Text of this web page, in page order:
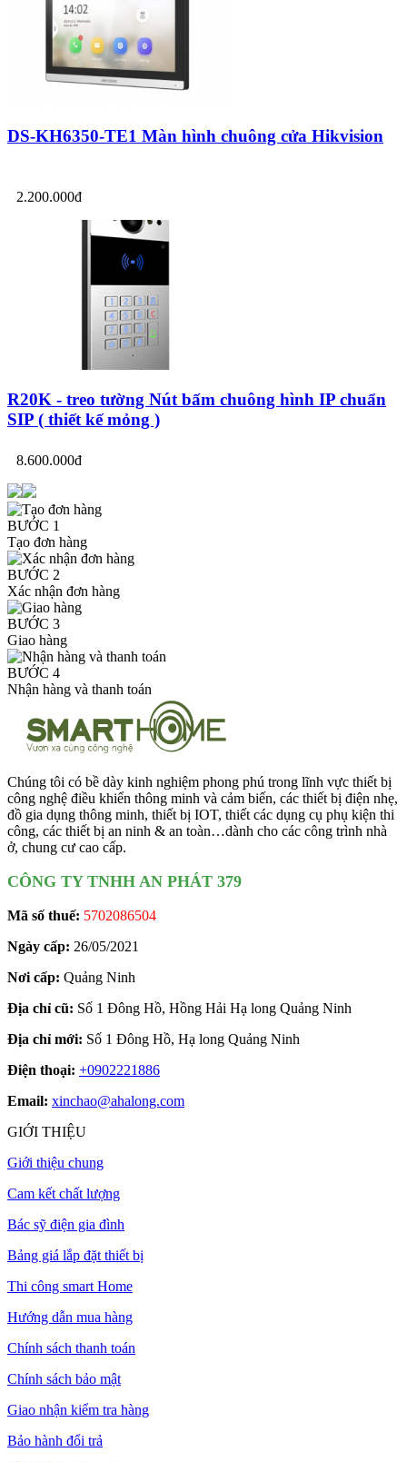
DS-KH6350-TE1 Màn hình chuông cửa Hikvision
2.200.000đ
R20K - treo tường Nút bấm chuông hình IP chuẩn
SIP ( thiết kế mỏng )
8.600.000đ
BƯỚC 1
Tạo đơn hàng
BƯỚC 2
Xác nhận đơn hàng
BƯỚC 3
Giao hàng
BƯỚC 4
Nhận hàng và thanh toán
Chúng tôi có bề dày kinh nghiệm phong phú trong lĩnh vực thiết bị
công nghệ điều khiển thông minh và cảm biến, các thiết bị điện nhẹ,
đồ gia dụng thông minh, thiết bị IOT, thiết các dụng cụ phụ kiện thi
công, các thiết bị an ninh & an toàn…dành cho các công trình nhà
ở, chung cư cao cấp.
CÔNG TY TNHH AN PHÁT 379
Mã số thuế: 5702086504
Ngày cấp: 26/05/2021
Nơi cấp: Quảng Ninh
Địa chỉ cũ: Số 1 Đông Hồ, Hồng Hải Hạ long Quảng Ninh
Địa chỉ mới: Số 1 Đông Hồ, Hạ long Quảng Ninh
Điện thoại: +0902221886
Email: xinchao@ahalong.com
GIỚI THIỆU
Giới thiệu chung
Cam kết chất lượng
Bác sỹ điện gia đình
Bảng giá lắp đặt thiết bị
Thi công smart Home
Hướng dẫn mua hàng
Chính sách thanh toán
Chính sách bảo mật
Giao nhận kiểm tra hàng
Bảo hành đổi trả